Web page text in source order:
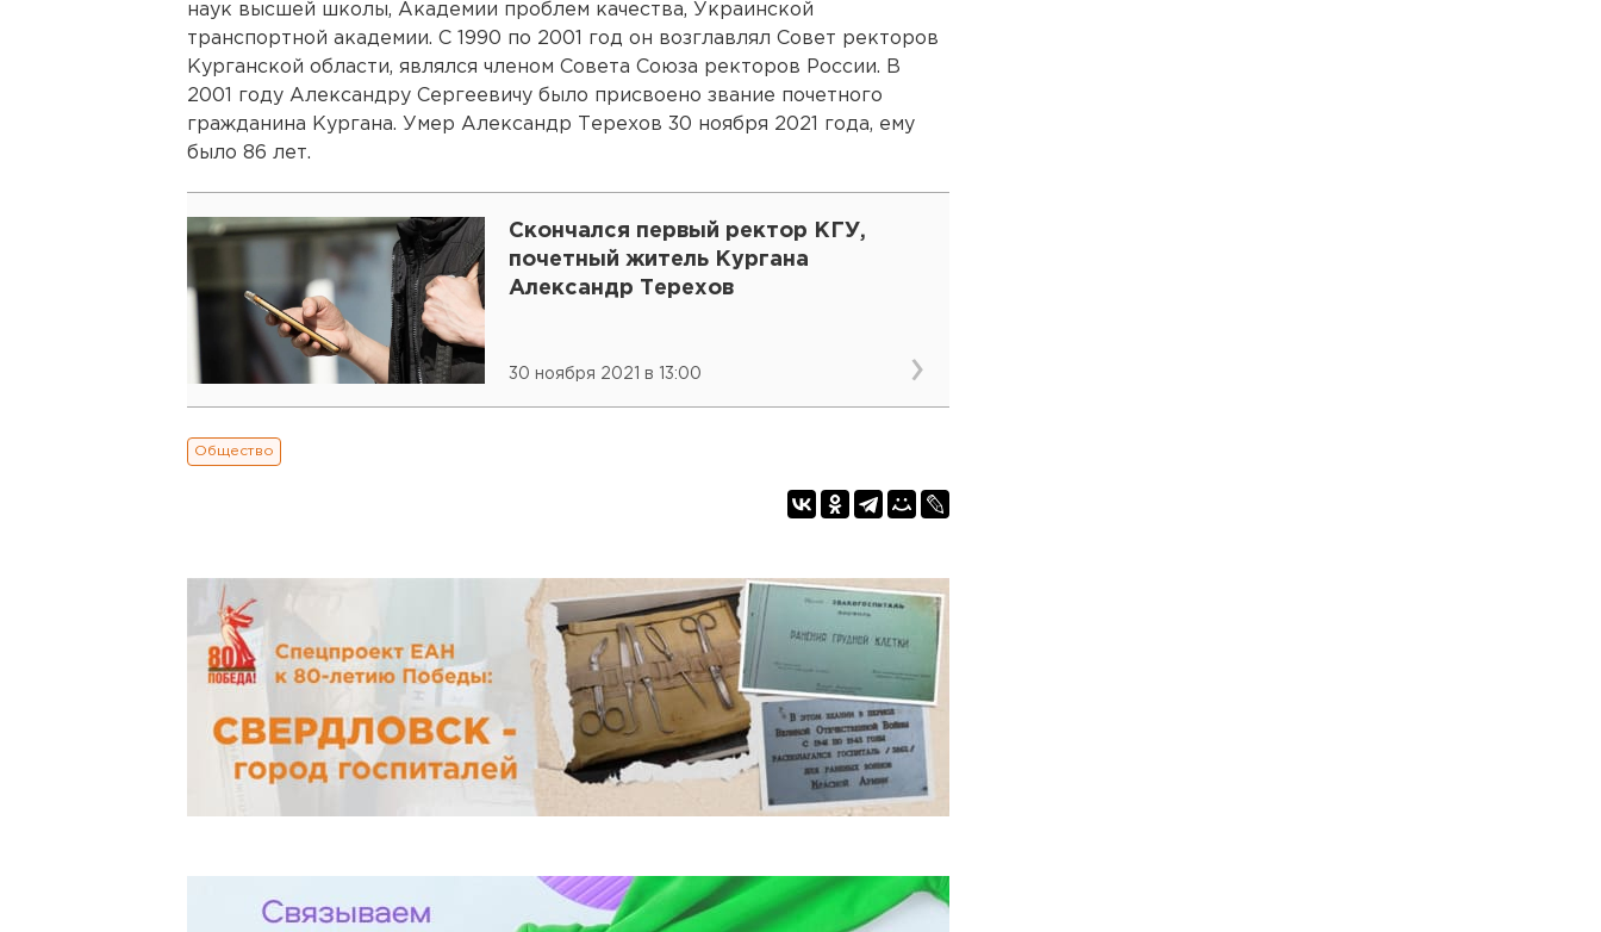
наук высшей школы, Академии проблем качества, Украинской
транспортной академии. С 1990 по 2001 год он возглавлял Совет ректоров
Курганской области, являлся членом Совета Союза ректоров России. В
2001 году Александру Сергеевичу было присвоено звание почетного
гражданина Кургана. Умер Александр Терехов 30 ноября 2021 года, ему
было 86 лет.
Скончался первый ректор КГУ,
почетный житель Кургана
Александр Терехов
30 ноября 2021 в 13:00
Общество